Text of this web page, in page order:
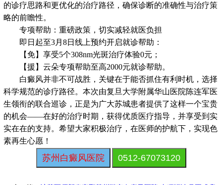
的诊疗思路和更优化的治疗路径，确保诊断的准确性与治疗策
略的前瞻性。
专项帮助：重磅政策，切实减轻就医负担
即日起至3月8日线上预约开启就诊帮助：
【免】享受5个308nm光斑治疗体验0元；
【援】云朵专项帮助至高2000元就诊帮助。
白癜风并非不可战胜，关键在于能否抓住有利时机，选择
科学规范的诊疗路径。本次由复旦大学附属华山医院陈连军医
生领衔的联合巡诊，正是为广大苏城患者提供了这样一个宝贵
的机会——在好的治疗时期，获得优质医疗指导，并享受到实
实在在的支持。希望大家积极治疗，在医师的护航下，实现色
素再生心愿！
苏州白癜风医院 0512-67073120